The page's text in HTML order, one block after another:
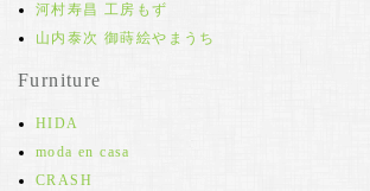
河村寿昌 工房もず
山内泰次 御蒔絵やまうち
Furniture
HIDA
moda en casa
CRASH